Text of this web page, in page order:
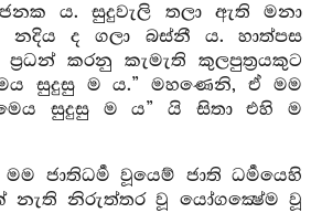
ජනක ය. සුදුවැලි තලා ඇති මනා
ද ගලා බස්නී ය. හාත්පස
කරනු කැමැති කුලපුත්‍රයකුට
සුදුසු ම ය.” මහණෙනි, ඒ මම
සුදුසු ම ය” යි සිතා එහි ම
ජාතිධර්‍ම වූයෙම් ජාති ධර්‍මයෙහි
නැති නිරුත්තර වූ යෝගක්‍ෂේම වූ